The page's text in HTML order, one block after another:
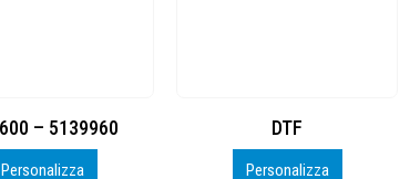
DTF
Personalizza
BAHRAIN CA0407_PERSO
Personalizza